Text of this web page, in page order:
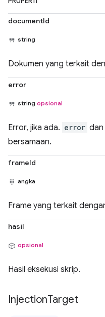
documentId
string
Dokumen yang terkait
error
string opsional
Error, jika ada. error dan
bersamaan.
frameId
angka
Frame yang terkait
hasil
opsional
Hasil eksekusi skrip.
InjectionTarget